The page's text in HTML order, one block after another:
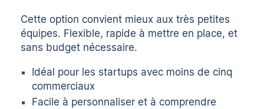
Cette option convient mieux aux très petites
équipes. Flexible, rapide à mettre en place, et
sans budget nécessaire.
Idéal pour les startups avec moins de cinq
commerciaux
Facile à personnaliser et à comprendre